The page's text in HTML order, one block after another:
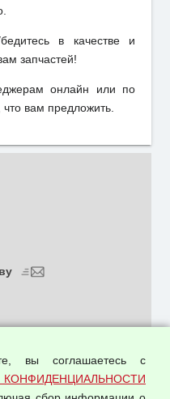
в качестве и
запчастей!
онлайн или по
вам предложить.
данных
вы соглашаетесь с